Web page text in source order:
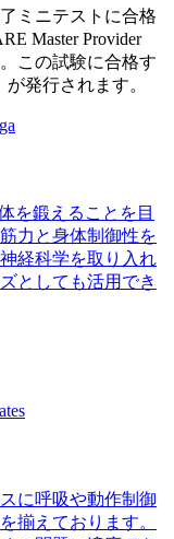
ミニテストに合格
Master Provider
この試験に合格す
発行されます。
を鍛えることを目
力と身体制御性を
経科学を取り入れ
としても活用でき
に呼吸や動作制御
揃えております。